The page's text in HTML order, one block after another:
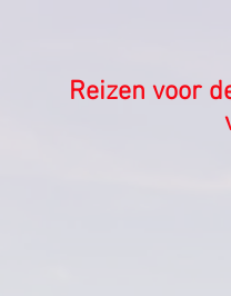
Reizen voor